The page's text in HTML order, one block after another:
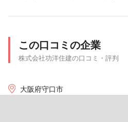
この口コミの企業
株式会社功洋住建の口コミ・評判
大阪府守口市